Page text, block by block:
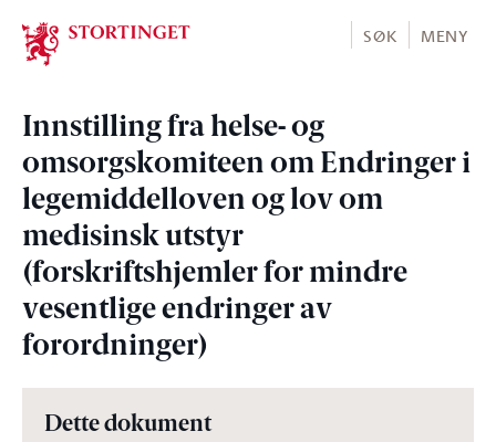
Stortinget.no
SØK MENY
Innstilling fra helse- og
omsorgskomiteen om Endringer i
legemiddelloven og lov om
medisinsk utstyr
(forskriftshjemler for mindre
vesentlige endringer av
forordninger)
Dette dokument